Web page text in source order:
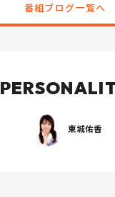
番組ブログ一覧へ
東城佑香